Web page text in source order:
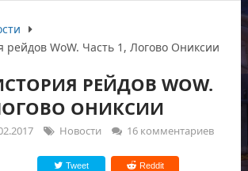
рейдов WoW. Часть 1, Логово Ониксии
РЕЙДОВ WOW.
ОНИКСИИ
Новости 16 комментариев
Tweet Reddit